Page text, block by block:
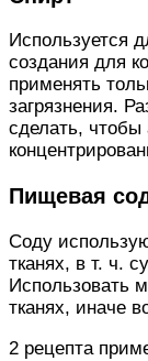
Используется
создания для
применять
загрязнения.
сделать,
Пищевая
Соду
тканях, в т. ч.
Использовать
тканях, иначе
2 рецепта